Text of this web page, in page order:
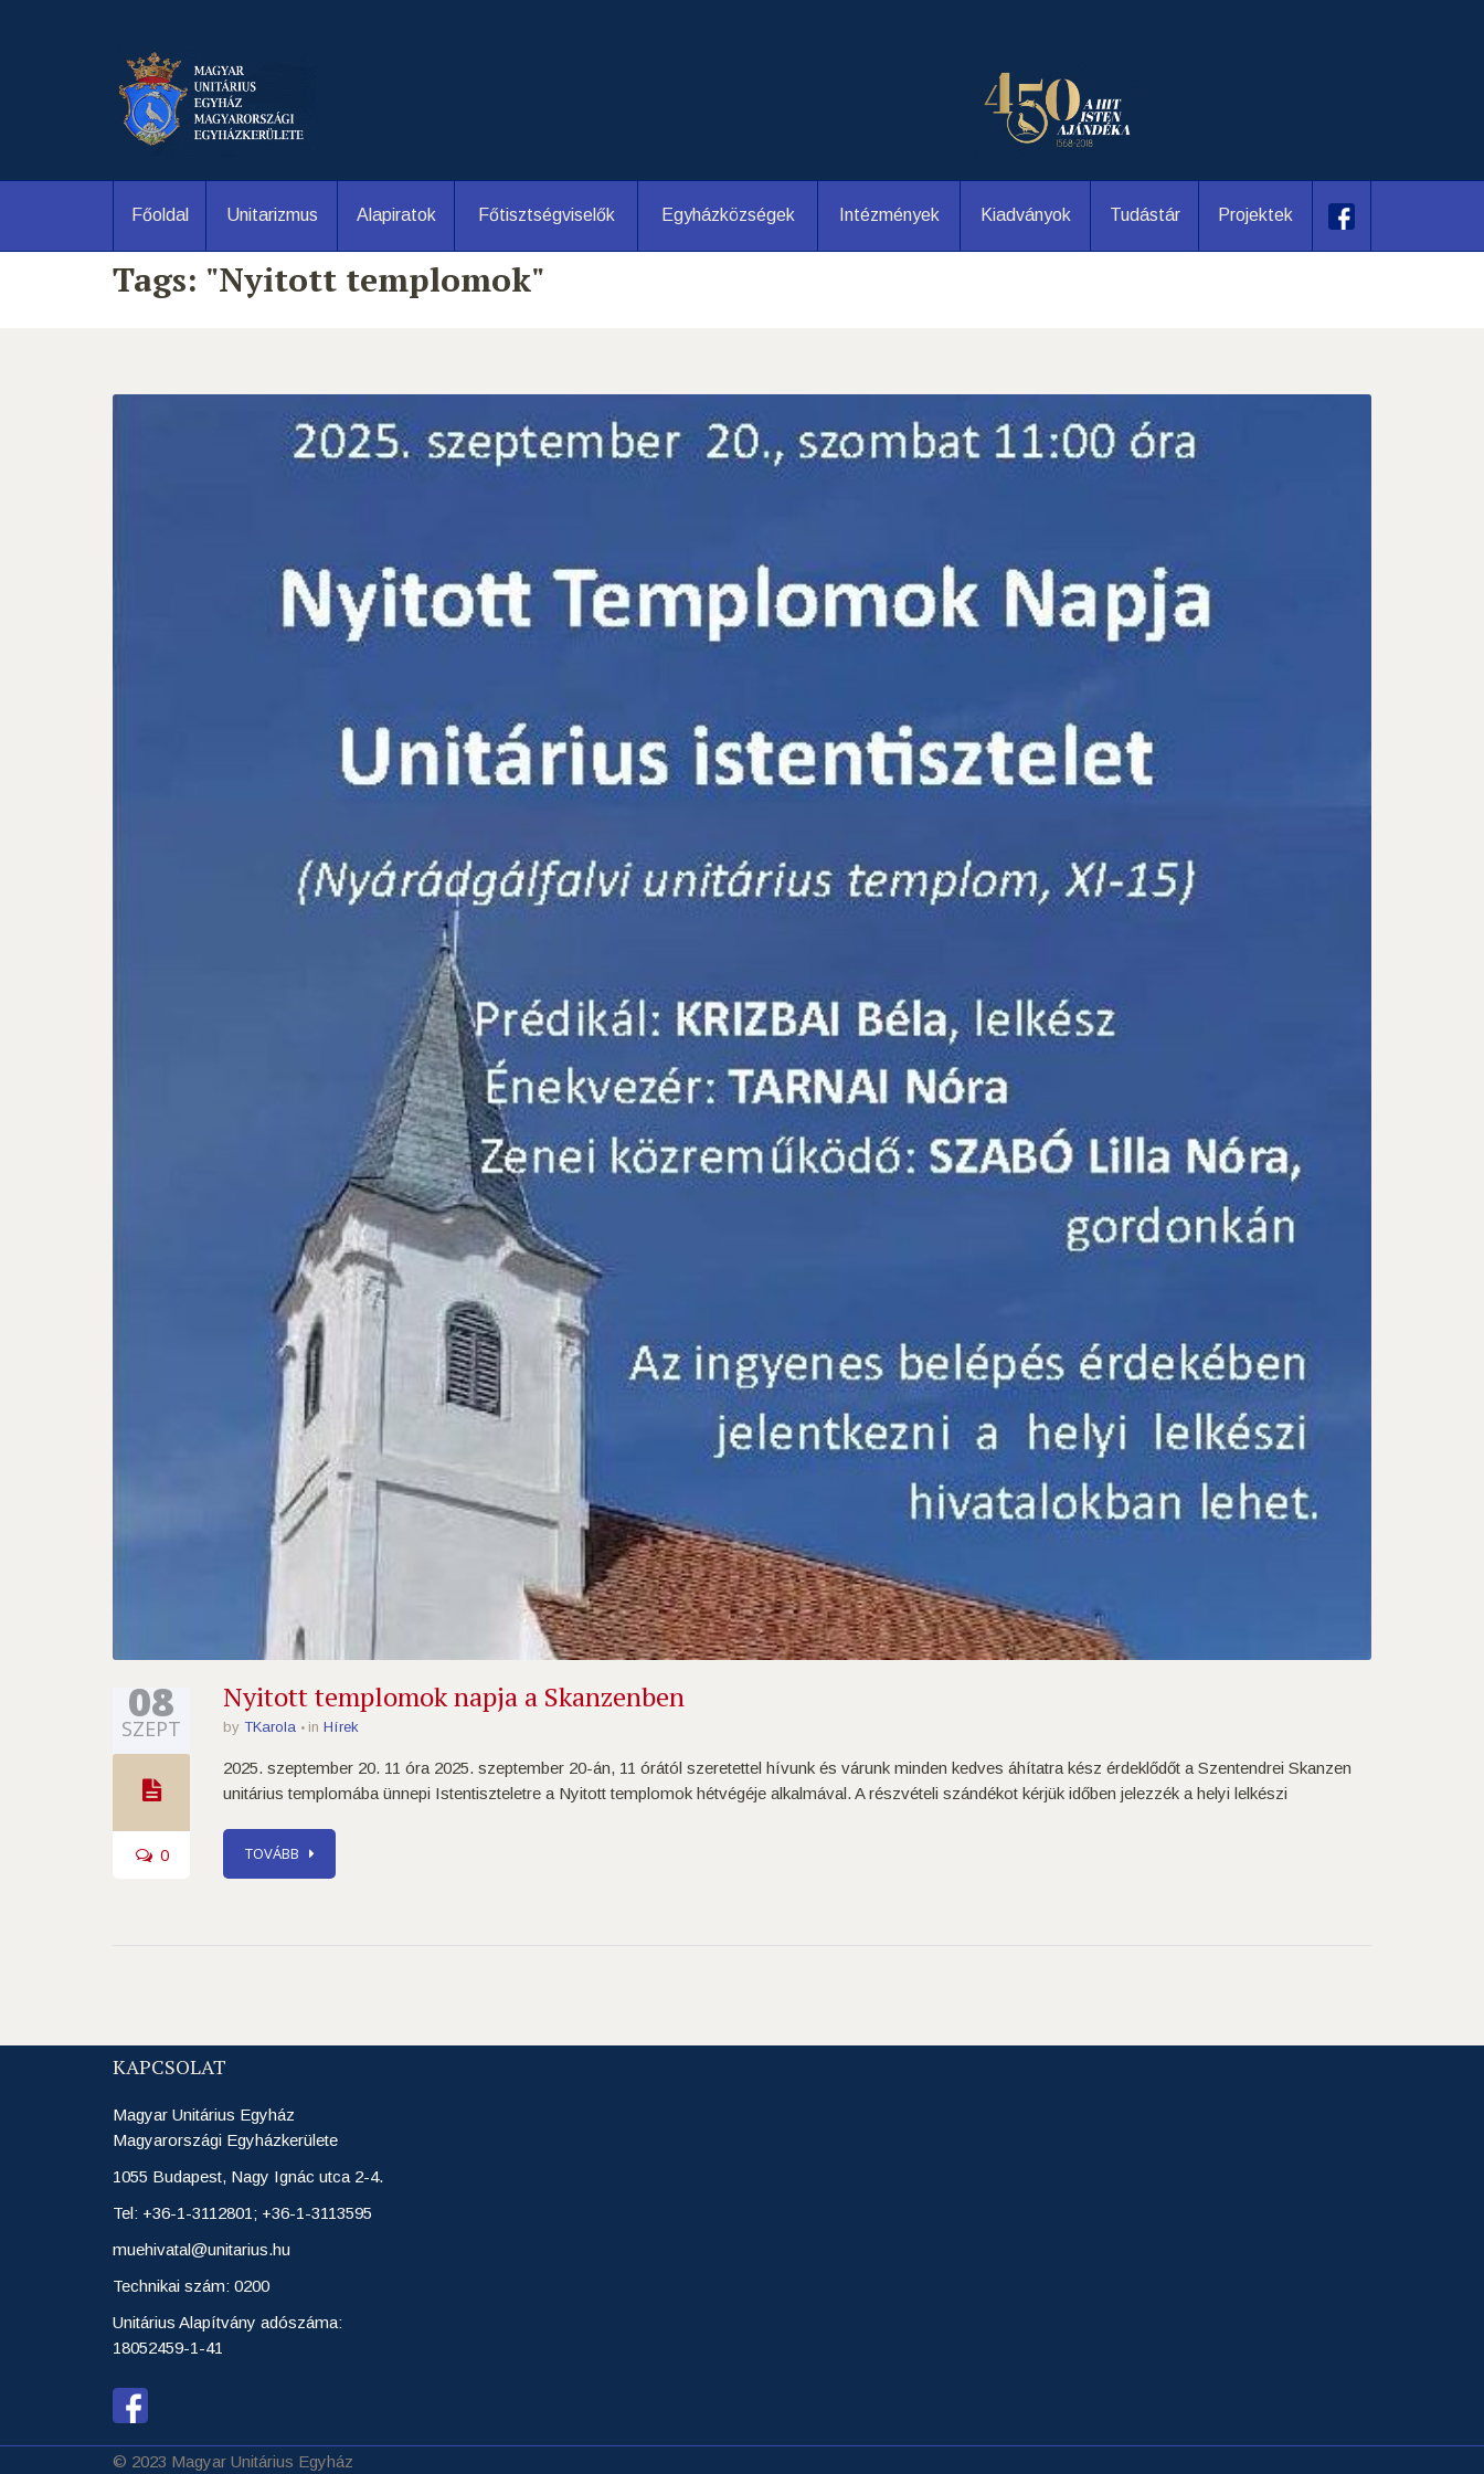
Főoldal Unitarizmus Alapiratok Főtisztségviselők Egyházközségek Intézmények Kiadványok Tudástár Projektek
Tags: "Nyitott templomok"
08
SZEPT
0
Nyitott templomok napja a Skanzenben
by TKarola in Hírek
2025. szeptember 20. 11 óra 2025. szeptember 20-án, 11 órától szeretettel hívunk és várunk minden kedves áhítatra kész érdeklődőt a Szentendrei Skanzen
unitárius templomába ünnepi Istentiszteletre a Nyitott templomok hétvégéje alkalmával. A részvételi szándékot kérjük időben jelezzék a helyi lelkészi
TOVÁBB
KAPCSOLAT
Magyar Unitárius Egyház
Magyarországi Egyházkerülete
1055 Budapest, Nagy Ignác utca 2-4.
Tel: +36-1-3112801; +36-1-3113595
muehivatal@unitarius.hu
Technikai szám: 0200
Unitárius Alapítvány adószáma:
18052459-1-41
© 2023 Magyar Unitárius Egyház